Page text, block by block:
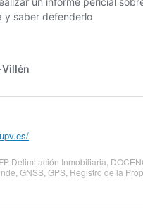
Delimitación Inmobiliaria
GNSS GPS Registro de la